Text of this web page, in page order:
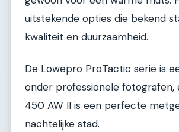
uitstekende opties die bekend
kwaliteit en duurzaamheid.
De Lowepro ProTactic serie is
onder professionele fotografen,
450 AW II is een perfecte
nachtelijke stad.